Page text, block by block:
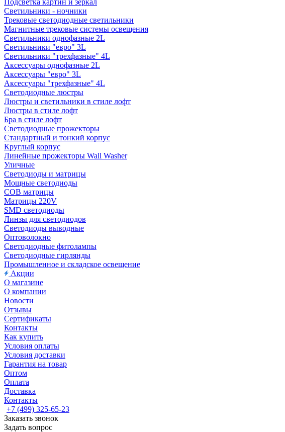
Подсветка картин и зеркал
Светильники - ночники
Трековые светодиодные светильники
Магнитные трековые системы освещения
Светильники однофазные 2L
Светильники "евро" 3L
Светильники "трехфазные" 4L
Аксессуары однофазные 2L
Аксессуары "евро" 3L
Аксессуары "трехфазные" 4L
Светодиодные люстры
Люстры и светильники в стиле лофт
Люстры в стиле лофт
Бра в стиле лофт
Светодиодные прожекторы
Стандартный и тонкий корпус
Круглый корпус
Линейные прожекторы Wall Washer
Уличные
Светодиоды и матрицы
Мощные светодиоды
COB матрицы
Матрицы 220V
SMD светодиоды
Линзы для светодиодов
Светодиоды выводные
Оптоволокно
Светодиодные фитолампы
Светодиодные гирлянды
Промышленное и складское освещение
Акции
О магазине
О компании
Новости
Отзывы
Сертификаты
Контакты
Как купить
Условия оплаты
Условия доставки
Гарантия на товар
Оптом
Оплата
Доставка
Контакты
+7 (499) 325-65-23
Заказать звонок
Задать вопрос